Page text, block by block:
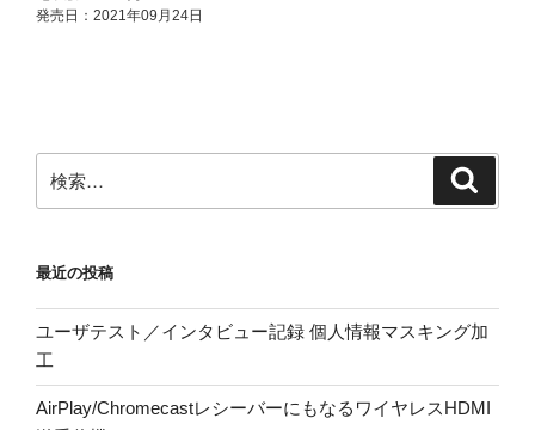
索:
最近の投稿
ユーザテスト／インタビュー記録 個人情報マスキング加
工
AirPlay/ChromecastレシーバーにもなるワイヤレスHDMI